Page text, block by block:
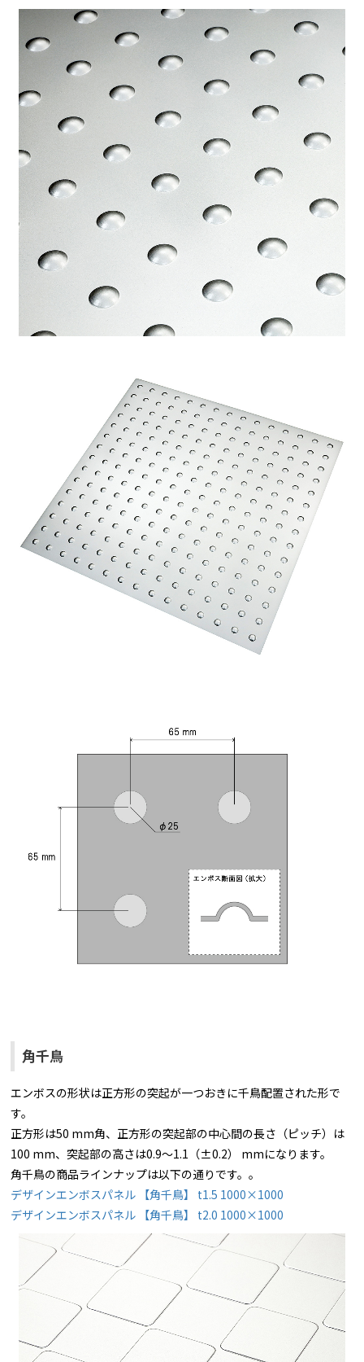
角千鳥
エンボスの形状は正方形の突起が一つおきに千鳥配置された形で
す。
正方形は50 mm角、正方形の突起部の中心間の長さ（ピッチ）は
100 mm、突起部の高さは0.9～1.1（±0.2） mmになります。
角千鳥の商品ラインナップは以下の通りです。。
デザインエンボスパネル 【角千鳥】 t1.5 1000×1000
デザインエンボスパネル 【角千鳥】 t2.0 1000×1000